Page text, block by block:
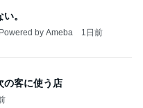
。
by Ameba 1日前
の客に使う店